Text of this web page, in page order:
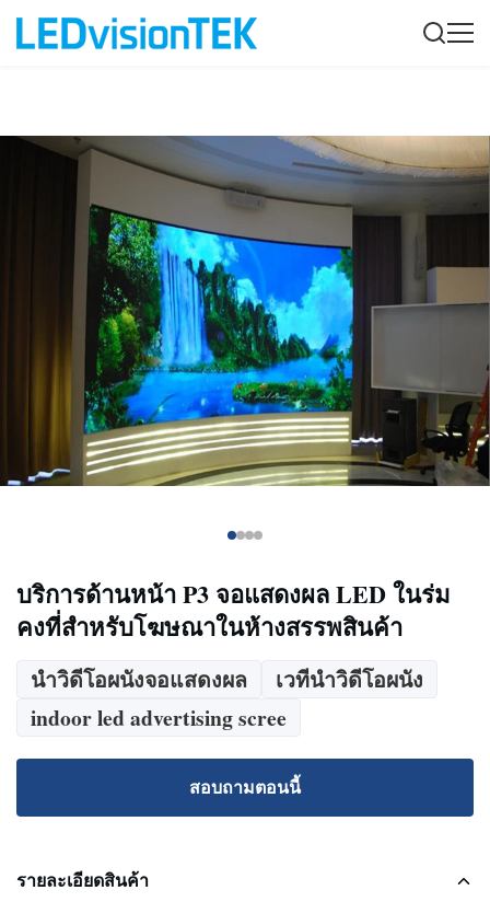
บริการด้านหน้า P3 จอแสดงผล LED ในร่ม
คงที่สำหรับโฆษณาในห้างสรรพสินค้า
นำวิดีโอผนังจอแสดงผล
เวทีนำวิดีโอผนัง
indoor led advertising scree
สอบถามตอนนี้
รายละเอียดสินค้า